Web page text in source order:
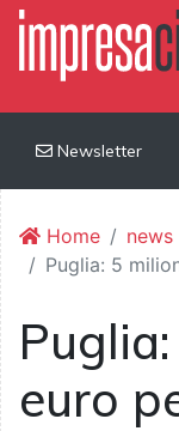
Newsletter
Home
news
Puglia: 5
euro